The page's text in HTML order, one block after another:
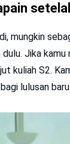
mungkin
Jika
kuliah S2.
lulusan